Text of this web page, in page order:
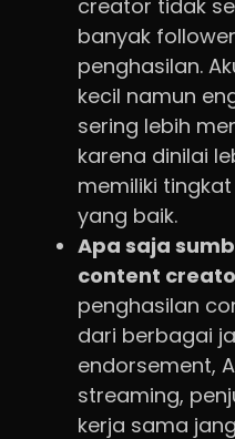
creator tidak
banyak
penghasilan.
kecil namun
sering lebih
karena dinilai
memiliki
yang baik.
Apa saja
content
penghasilan
dari berbagai
endorsement,
streaming,
kerja sama